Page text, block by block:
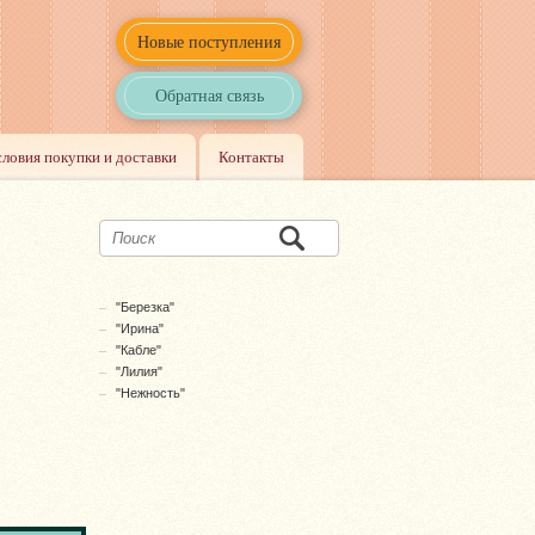
Новые поступления
Обратная связь
покупки и доставки Контакты
"Березка"
"Ирина"
"Кабле"
"Лилия"
"Нежность"